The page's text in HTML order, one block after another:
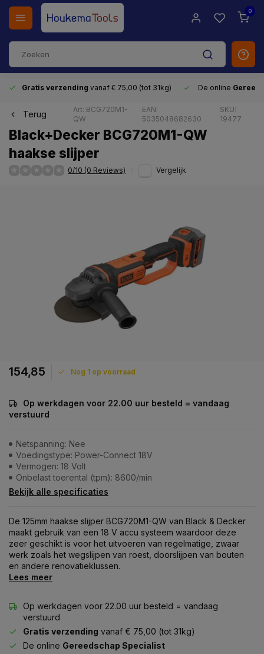
0
Gratis verzending vanaf € 75,00 (tot 31kg) De online
Terug
Art: BCG720M1-
QW
EAN:
5035048682630
SKU:
19477
Black+Decker BCG720M1-QW
haakse slijper
0/10 (0 Reviews) Vergelijk
154,85 Nog 1 op voorraad
Op werkdagen voor 22.00 uur besteld = vandaag
verstuurd
Netspanning: Nee
Voedingstype: Power-Connect 18V
Vermogen: 18 Volt
Onbelast toerental (tpm): 8600/min
Bekijk alle specificaties
De 125mm haakse slijper BCG720M1-QW van Black & Decker
maakt gebruik van een 18 V accu systeem waardoor deze
zeer geschikt is voor het uitvoeren van regelmatige, zwaar
werk zoals het wegslijpen van roest, doorslijpen van bouten
en andere renovatieklussen.
Lees meer
Op werkdagen voor 22.00 uur besteld = vandaag
verstuurd
Gratis verzending vanaf € 75,00 (tot 31kg)
De online Gereedschap Specialist